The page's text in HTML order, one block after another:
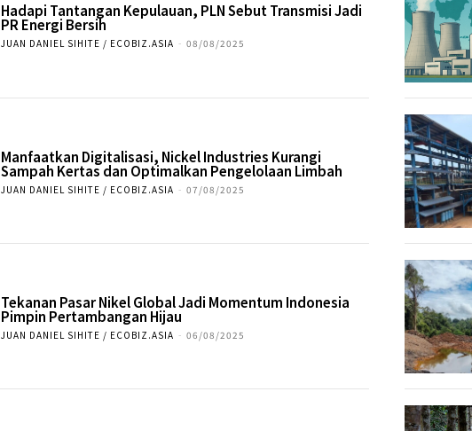
Hadapi Tantangan Kepulauan, PLN Sebut Transmisi Jadi
PR Energi Bersih
JUAN DANIEL SIHITE / ECOBIZ.ASIA - 08/08/2025
Manfaatkan Digitalisasi, Nickel Industries Kurangi
Sampah Kertas dan Optimalkan Pengelolaan Limbah
JUAN DANIEL SIHITE / ECOBIZ.ASIA - 07/08/2025
Tekanan Pasar Nikel Global Jadi Momentum Indonesia
Pimpin Pertambangan Hijau
JUAN DANIEL SIHITE / ECOBIZ.ASIA - 06/08/2025